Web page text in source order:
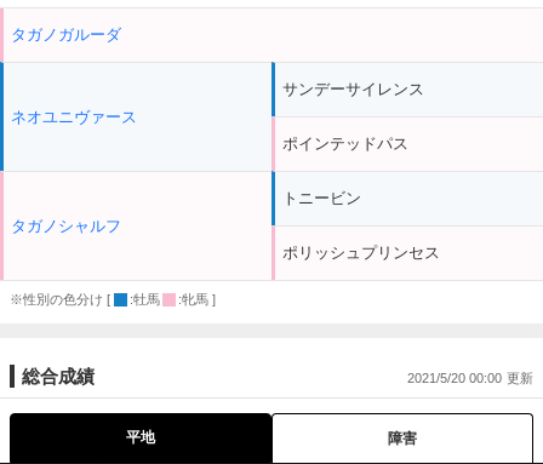
タガノガルーダ
ネオユニヴァース
タガノシャルフ
サンデーサイレンス
ポインテッドパス
トニービン
ポリッシュプリンセス
※性別の色分け [ :牡馬 :牝馬 ]
総合成績 2021/5/20 00:00
平地 障害